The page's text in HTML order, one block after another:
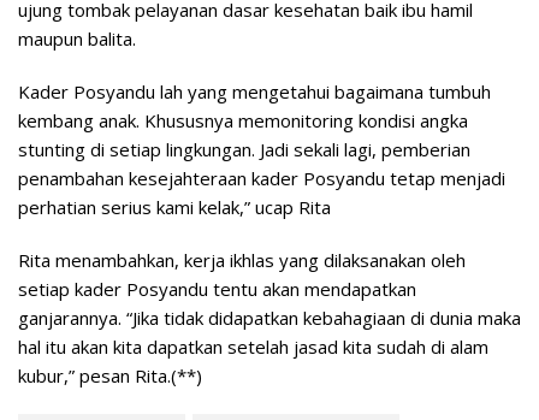
ujung tombak pelayanan dasar kesehatan baik ibu hamil
maupun balita.
Kader Posyandu lah yang mengetahui bagaimana tumbuh
kembang anak. Khususnya memonitoring kondisi angka
stunting di setiap lingkungan. Jadi sekali lagi, pemberian
penambahan kesejahteraan kader Posyandu tetap menjadi
perhatian serius kami kelak,” ucap Rita
Rita menambahkan, kerja ikhlas yang dilaksanakan oleh
setiap kader Posyandu tentu akan mendapatkan
ganjarannya. “Jika tidak didapatkan kebahagiaan di dunia maka
hal itu akan kita dapatkan setelah jasad kita sudah di alam
kubur,” pesan Rita.(**)